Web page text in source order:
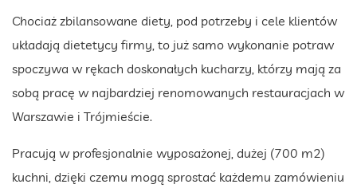
Chociaż zbilansowane diety, pod potrzeby i cele klientów
układają dietetycy firmy, to już samo wykonanie potraw
spoczywa w rękach doskonałych kucharzy, którzy mają za
sobą pracę w najbardziej renomowanych restauracjach w
Warszawie i Trójmieście.
Pracują w profesjonalnie wyposażonej, dużej (700 m2)
kuchni, dzięki czemu mogą sprostać każdemu zamówieniu